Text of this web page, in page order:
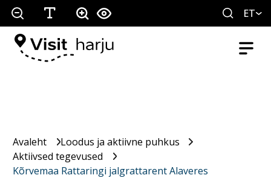
ET
Avaleht
Loodus ja aktiivne puhkus
Aktiivsed tegevused
Kõrvemaa Rattaringi jalgrattarent Alaveres